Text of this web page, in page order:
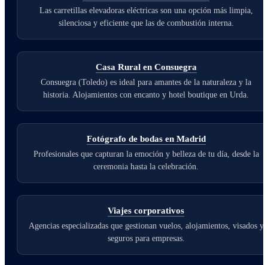
Las carretillas elevadoras eléctricas son una opción más limpia,
silenciosa y eficiente que las de combustión interna.
Casa Rural en Consuegra
Consuegra (Toledo) es ideal para amantes de la naturaleza y la
historia. Alojamientos con encanto y hotel boutique en Urda.
Fotógrafo de bodas en Madrid
Profesionales que capturan la emoción y belleza de tu día, desde la
ceremonia hasta la celebración.
Viajes corporativos
Agencias especializadas que gestionan vuelos, alojamientos, visados y
seguros para empresas.